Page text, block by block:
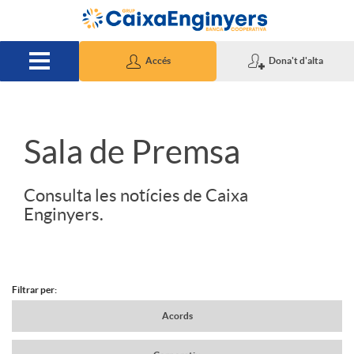
Salta al contingut principal
Accés Dona't d'alta
S
d
Sala de Premsa
Consulta les notícies de Caixa
Enginyers.
N
Filtrar per:
Acords